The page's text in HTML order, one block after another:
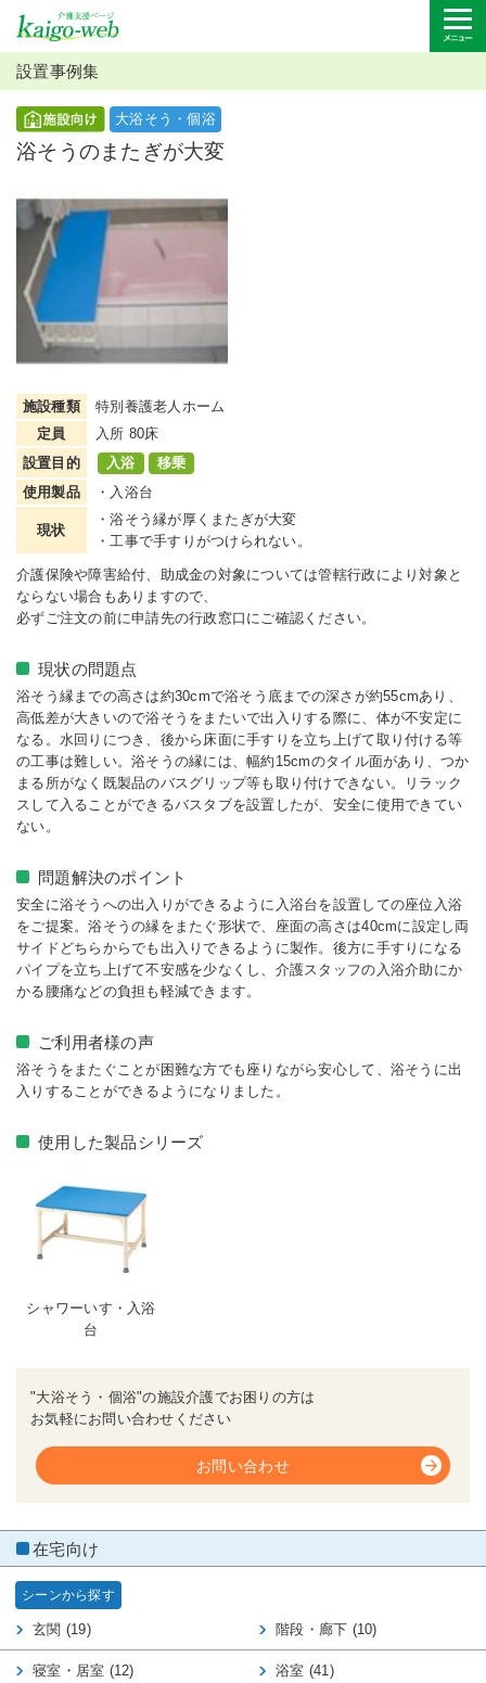
設置事例集
大浴そう・個浴
浴そうのまたぎが大変
施設種類
特別養護老人ホーム
定員
入所 80床
設置目的
入浴
移乗
使用製品
・入浴台
現状
・浴そう縁が厚くまたぎが大変
・工事で手すりがつけられない。
介護保険や障害給付、助成金の対象については管轄行政により対象と
ならない場合もありますので、
必ずご注文の前に申請先の行政窓口にご確認ください。
現状の問題点
浴そう縁までの高さは約30cmで浴そう底までの深さが約55cmあり、
高低差が大きいので浴そうをまたいで出入りする際に、体が不安定に
なる。水回りにつき、後から床面に手すりを立ち上げて取り付ける等
の工事は難しい。浴そうの縁には、幅約15cmのタイル面があり、つか
まる所がなく既製品のバスグリップ等も取り付けできない。リラック
スして入ることができるバスタブを設置したが、安全に使用できてい
ない。
問題解決のポイント
安全に浴そうへの出入りができるように入浴台を設置しての座位入浴
をご提案。浴そうの縁をまたぐ形状で、座面の高さは40cmに設定し両
サイドどちらからでも出入りできるように製作。後方に手すりになる
パイプを立ち上げて不安感を少なくし、介護スタッフの入浴介助にか
かる腰痛などの負担も軽減できます。
ご利用者様の声
浴そうをまたぐことが困難な方でも座りながら安心して、浴そうに出
入りすることができるようになりました。
使用した製品シリーズ
シャワーいす・入浴
台
"大浴そう・個浴"の施設介護でお困りの方は
お気軽にお問い合わせください
お問い合わせ
在宅向け
シーンから探す
玄関 (19) 階段・廊下 (10)
寝室・居室 (12) 浴室 (41)